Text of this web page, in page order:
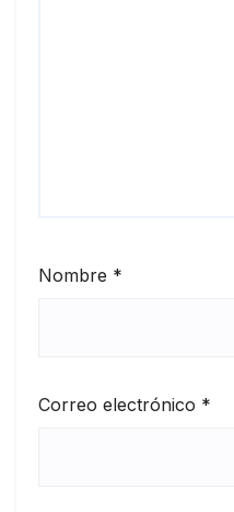
Nombre *
Correo electrónico *